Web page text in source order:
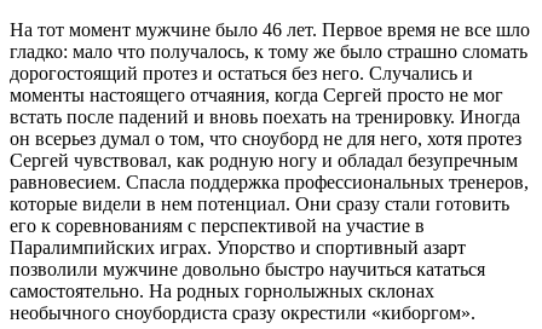
На тот момент мужчине было 46 лет. Первое время не все шло
гладко: мало что получалось, к тому же было страшно сломать
дорогостоящий протез и остаться без него. Случались и
моменты настоящего отчаяния, когда Сергей просто не мог
встать после падений и вновь поехать на тренировку. Иногда
он всерьез думал о том, что сноуборд не для него, хотя протез
Сергей чувствовал, как родную ногу и обладал безупречным
равновесием. Спасла поддержка профессиональных тренеров,
которые видели в нем потенциал. Они сразу стали готовить
его к соревнованиям с перспективой на участие в
Паралимпийских играх. Упорство и спортивный азарт
позволили мужчине довольно быстро научиться кататься
самостоятельно. На родных горнолыжных склонах
необычного сноубордиста сразу окрестили «киборгом».